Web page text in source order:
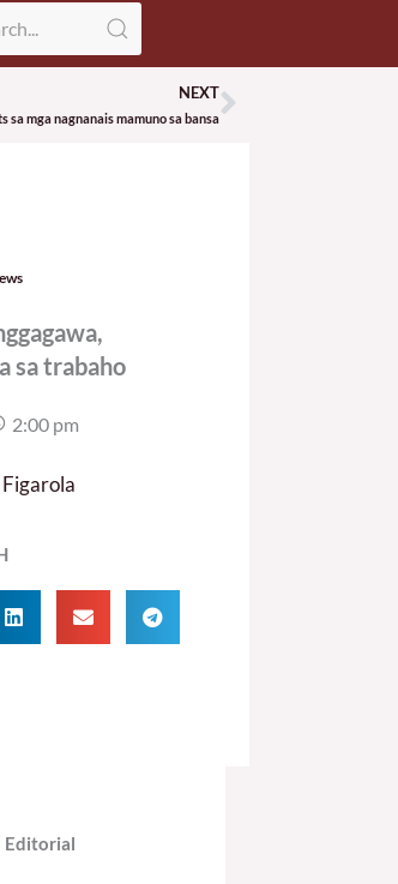
NEXT
mga nagnanais mamuno sa bansaNext
sa trabaho
2:00 pm
Editorial